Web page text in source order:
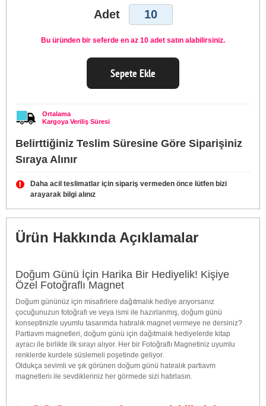
Adet
Bu üründen bir seferde en az 10 adet satın alabilirsiniz.
Sepete Ekle
Ortalama
Kargoya Veriliş Süresi
Belirttiğiniz Teslim Süresine Göre Siparişiniz
Sıraya Alınır
Daha acil teslimatlar için sipariş vermeden önce lütfen bizi
arayarak bilgi alınız
Ürün Hakkında Açıklamalar
Doğum Günü İçin Harika Bir Hediyelik! Kişiye
Özel Fotoğraflı Magnet
Doğum gününüz için misafirlere dağıtmalık hediye arıyorsanız
çocuğunuzun fotoğrafı ve veya ismi ile hazırlanmış, doğum günü
konseptinizle uyumlu tasarımda hatıralık magnet vermeye ne dersiniz?
Partiavm magnetleri, doğum günü için dağıtmalık hediyelerde kitap
ayracı ile birlikte ilk sırayı alıyor. Her bir Fotoğraflı Magnetiniz uyumlu
renklerde kurdele süslemeli poşetinde geliyor.
Oldukça sevimli ve şık görünen doğum günü hatıralık partiavm
magnetleriı ile sevdikleriniz her görmede sizi hatırlasın.